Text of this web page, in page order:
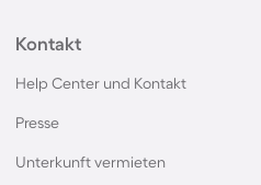
Kontakt
Help Center und Kontakt
Presse
Unterkunft vermieten